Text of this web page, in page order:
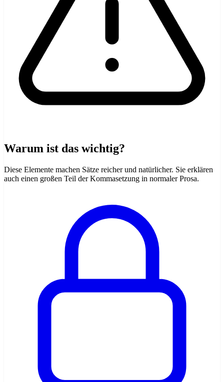
Warum ist das wichtig?
Diese Elemente machen Sätze reicher und natürlicher. Sie erklären
auch einen großen Teil der Kommasetzung in normaler Prosa.